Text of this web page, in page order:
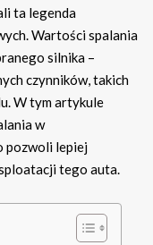
ta legenda
Wartości spalania
silnika –
czynników, takich
W tym artykule
w
pozwoli lepiej
tego auta.